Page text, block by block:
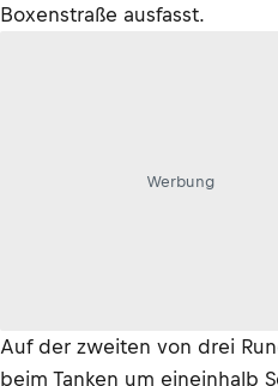
Boxenstraße ausfasst.
Werbung
Auf der zweiten von drei
beim Tanken um eineinhalb